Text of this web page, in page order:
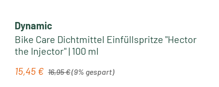
Dynamic
Bike Care Dichtmittel Einfüllspritze "Hector
the Injector" | 100 ml
Verkaufspreis:
15,45 € Regulärer Preis:
16,95 €(9% gespart)